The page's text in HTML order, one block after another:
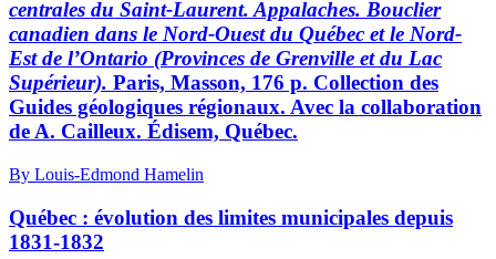
centrales du Saint-Laurent. Appalaches. Bouclier
canadien dans le Nord-Ouest du Québec et le Nord-
Est de l’Ontario (Provinces de Grenville et du Lac
Supérieur). Paris, Masson, 176 p. Collection des
Guides géologiques régionaux. Avec la collaboration
de A. Cailleux. Édisem, Québec.
By Louis-Edmond Hamelin
Québec : évolution des limites municipales depuis
1831-1832